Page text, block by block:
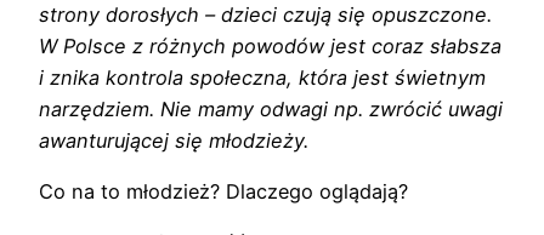
strony dorosłych – dzieci czują się opuszczone.
W Polsce z różnych powodów jest coraz słabsza
i znika kontrola społeczna, która jest świetnym
narzędziem. Nie mamy odwagi np. zwrócić uwagi
awanturującej się młodzieży.
Co na to młodzież? Dlaczego oglądają?